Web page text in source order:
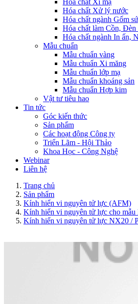
Hóa chất Xi mạ
Hóa chất Xử lý nước
Hóa chất ngành Gốm
Hóa chất làm Cồn, Đèn
Hóa chất ngành In ấn,
Mẫu chuẩn
Mẫu chuẩn vàng
Mẫu chuẩn Xi măng
Mẫu chuẩn lớp mạ
Mẫu chuẩn khoáng sản
Mẫu chuẩn Hợp kim
Vật tư tiêu hao
Tin tức
Góc kiến thức
Sản phẩm
Các hoạt động Công ty
Triển Lãm - Hội Thảo
Khoa Học - Công Nghệ
Webinar
Liên hệ
Trang chủ
Sản phẩm
Kính hiển vi nguyên tử lực (AFM)
Kính hiển vi nguyên tử lực cho mẫu
Kính hiển vi nguyên tử lực NX20 /